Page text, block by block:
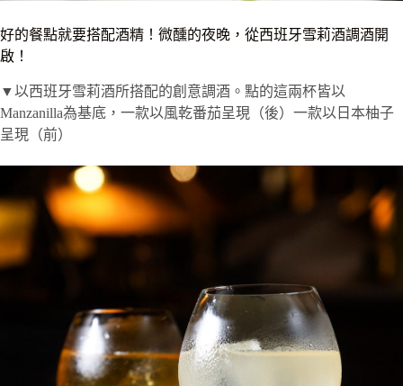
好的餐點就要搭配酒精！微醺的夜晚，從西班牙雪莉酒調酒開
啟！
▼以西班牙雪莉酒所搭配的創意調酒。點的這兩杯皆以
Manzanilla為基底，一款以風乾番茄呈現（後）一款以日本柚子
呈現（前）